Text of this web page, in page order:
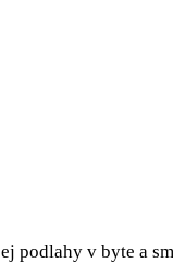
podlahy v byte a